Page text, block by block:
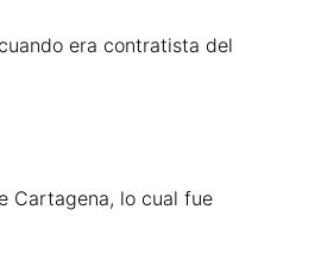
era contratista del
Cartagena, lo cual fue